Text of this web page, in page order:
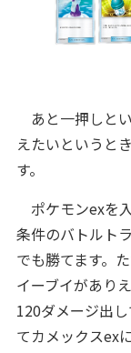
あと一押しと
えたいというと
す。
ポケモンexを
条件のバトルト
でも勝てます。
イーブイがあり
120ダメージ出
てカメックスex